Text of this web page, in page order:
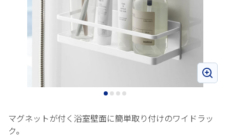
マグネットが付く浴室壁面に簡単取り付けのワイドラッ
ク。